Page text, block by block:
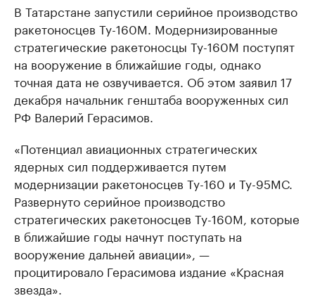
В Татарстане запустили серийное производство
ракетоносцев Ту-160М. Модернизированные
стратегические ракетоносцы Ту-160М поступят
на вооружение в ближайшие годы, однако
точная дата не озвучивается. Об этом заявил 17
декабря начальник генштаба вооруженных сил
РФ Валерий Герасимов.
«Потенциал авиационных стратегических
ядерных сил поддерживается путем
модернизации ракетоносцев Ту-160 и Ту-95МС.
Развернуто серийное производство
стратегических ракетоносцев Ту-160М, которые
в ближайшие годы начнут поступать на
вооружение дальней авиации», —
процитировало Герасимова издание «Красная
звезда».